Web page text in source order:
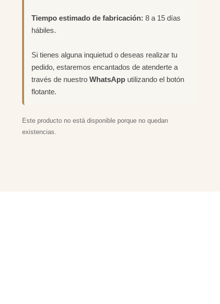
Tiempo estimado de fabricación: 8 a 15 días
hábiles.
Si tienes alguna inquietud o deseas realizar tu
pedido, estaremos encantados de atenderte a
través de nuestro WhatsApputilizando el botón
flotante.
Este producto no está disponible porque no quedan
existencias.